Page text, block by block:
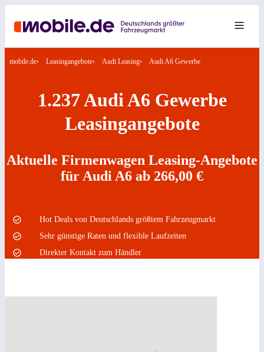
mobile.de Leasingangebote Audi Leasing Audi A6 Gewerbe
1.237 Audi A6 Gewerbe
Leasingangebote
Aktuelle Firmenwagen Leasing-Angebote
für Audi A6 ab 266,00 €
Hot Deals von Deutschlands größtem Fahrzeugmarkt
Sehr günstige Raten und flexible Laufzeiten
Direkter Kontakt zum Händler